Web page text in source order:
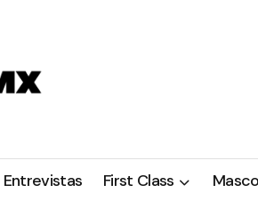
Entrevistas First Class